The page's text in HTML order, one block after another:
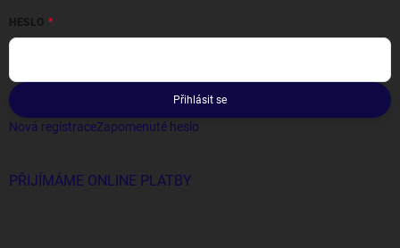
HESLO
Přihlásit se
Nová registraceZapomenuté heslo
PŘIJÍMÁME ONLINE PLATBY